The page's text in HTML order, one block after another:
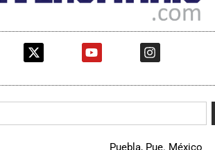
Puebla, Pue. México